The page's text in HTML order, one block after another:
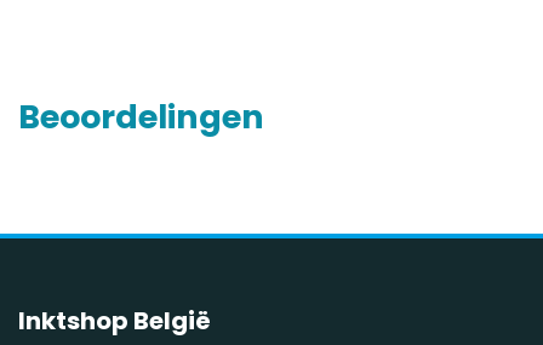
Beoordelingen
Inktshop België